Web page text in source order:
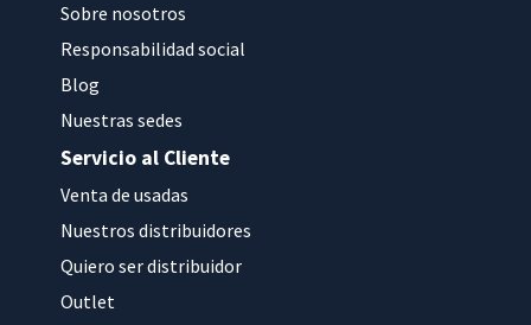
Sobre nosotros
Responsabilidad social
Blog
Nuestras sedes
Servicio al Cliente
Venta de usadas
Nuestros distribuidores
Quiero ser distribuidor
Outlet